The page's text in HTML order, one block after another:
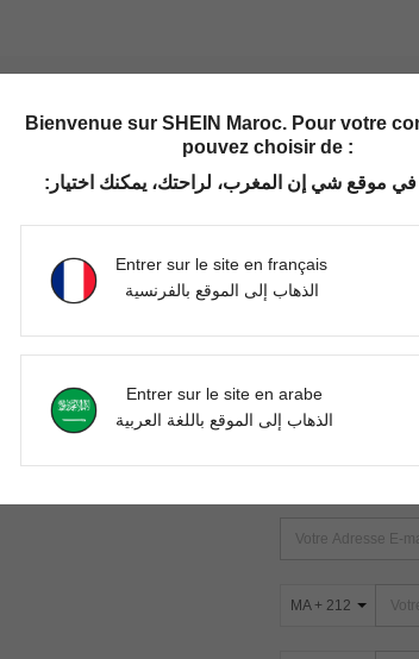
ABONNEZ-VOUS
PREMIÈRE !
MA + 212
Bienvenue sur SHEIN Maroc. Pour votre
pouvez choisir de :
موقع شي إن المغرب، لراحتك، يمكنك اختيار:
Entrer sur le site en français
الذهاب إلى الموقع بالفرنسية
Entrer sur le site en arabe
الذهاب إلى الموقع باللغة العربية